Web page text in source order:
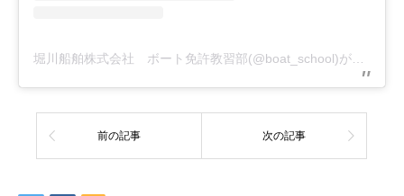
前の記事 次の記事